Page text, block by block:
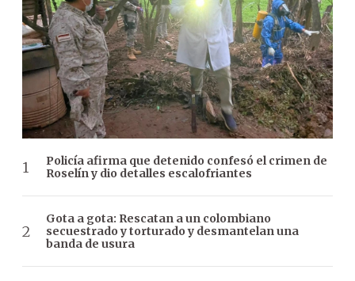
Policía afirma que detenido confesó el crimen de
Roselín y dio detalles escalofriantes
Gota a gota: Rescatan a un colombiano
secuestrado y torturado y desmantelan una
banda de usura